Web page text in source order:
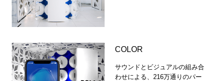
COLOR
サウンドとビジュアルの組み合
わせによる、216万通りのパー